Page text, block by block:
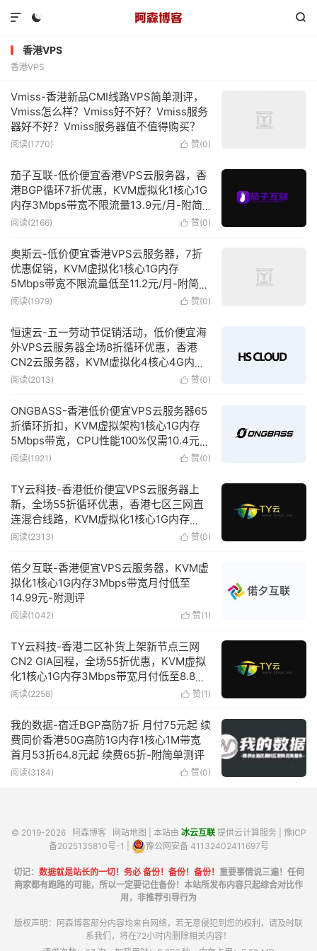
 

香港VPS
香港VPS
Vmiss-香港新品CMI线路VPS简单测评，
Vmiss怎么样？Vmiss好不好？Vmiss服务
器好不好？Vmiss服务器值不值得购买？
 赞(0)
阅读(1770)
茄子互联-低价便宜香港VPS云服务器，香
港BGP循环7折优惠，KVM虚拟化1核心1G
内存3Mbps带宽不限流量13.9元/月-附简
单测评
 赞(0)
阅读(2166)
奥斯云-低价便宜香港VPS云服务器，7折
优惠促销，KVM虚拟化1核心1G内存
5Mbps带宽不限流量低至11.2元/月-附简单
测评
 赞(0)
阅读(1979)
恒速云-五一劳动节促销活动，低价便宜海
外VPS云服务器全场8折循环优惠，香港
CN2云服务器，KVM虚拟化4核心4G内存
10Mbps带宽不限流量仅需26元/月-附简单
 赞(0)
阅读(2013)
ONGBASS-香港低价便宜VPS云服务器65
折循环折扣，KVM虚拟架构1核心1G内存
5Mbps带宽，CPU性能100%仅需10.4元/
月-附简单测评
 赞(0)
阅读(1921)
TY云科技-香港低价便宜VPS云服务器上
新，全场55折循环优惠，香港七区三网直
连混合线路，KVM虚拟化1核心1G内存
5Mbps带宽不限流量，低至8.8/月-附简单
 赞(0)
阅读(2313)
偌夕互联-香港便宜VPS云服务器，KVM虚
拟化1核心1G内存3Mbps带宽月付低至
14.99元-附测评
 赞(1 )
阅读(1042)
TY云科技-香港二区补货上架新节点三网
CN2 GIA回程，全场55折优惠，KVM虚拟
化1核心1G内存3Mbps带宽月付低至8.8元
-附测评
 赞(1 )
阅读(2258)
我的数据-宿迁BGP高防7折 月付75元起 续
费同价香港50G高防1G内存1核心1M带宽
首月53折64.8元起 续费65折-附简单测评
 赞(0)
阅读(3184)
© 2019-2026 阿森博客 网站地图 | 本站由 冰云互联提供云计算服务 | 豫ICP
备2025135810号-1
豫公网安备 41132402411697号
切记： 数据就是站长的一切！务必 备份！备份！备份！ 重要事情说三遍！任何
商家都有跑路的可能，所以一定要记住备份！本站所发布内容只起综合对比作
用，非推荐引导行为
版权声明：阿森博客部分内容均来自网络，若无意侵犯到您的权利，请及时联
系我们，将在72小时内删除相关内容！